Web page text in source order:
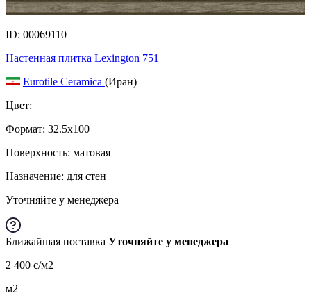
ID: 00069110
Настенная плитка Lexington 751
Eurotile Ceramica (Иран)
Цвет:
Формат: 32.5x100
Поверхность: матовая
Назначение: для стен
Уточняйте у менеджера
Ближайшая поставка Уточняйте у менеджера
2 400 c/м2
м2